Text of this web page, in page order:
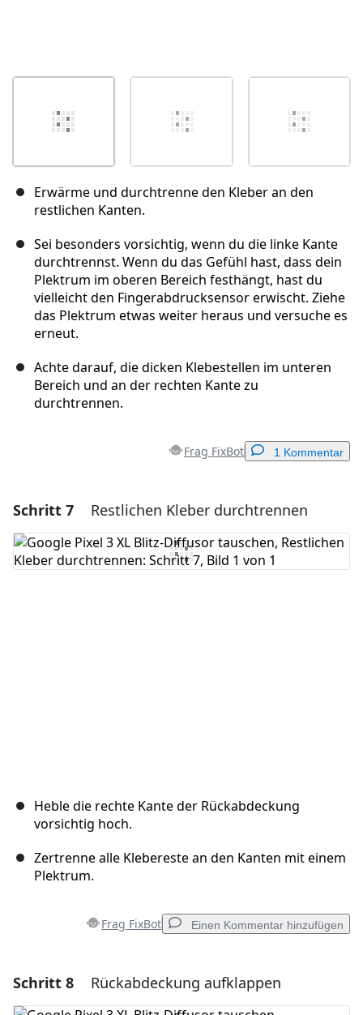
Erwärme und durchtrenne den Kleber an den
restlichen Kanten.
Sei besonders vorsichtig, wenn du die linke Kante
durchtrennst. Wenn du das Gefühl hast, dass dein
Plektrum im oberen Bereich festhängt, hast du
vielleicht den Fingerabdrucksensor erwischt. Ziehe
das Plektrum etwas weiter heraus und versuche es
erneut.
Achte darauf, die dicken Klebestellen im unteren
Bereich und an der rechten Kante zu
durchtrennen.
Frag FixBot 1 Kommentar
Einen Kommentar hinzufügen
Kommentar hinzufügen
Schritt 7 Restlichen Kleber durchtrennen
Heble die rechte Kante der Rückabdeckung
vorsichtig hoch.
Zertrenne alle Klebereste an den Kanten mit einem
Plektrum.
Frag FixBot Einen Kommentar hinzufügen
Einen Kommentar hinzufügen
Schritt 8 Rückabdeckung aufklappen